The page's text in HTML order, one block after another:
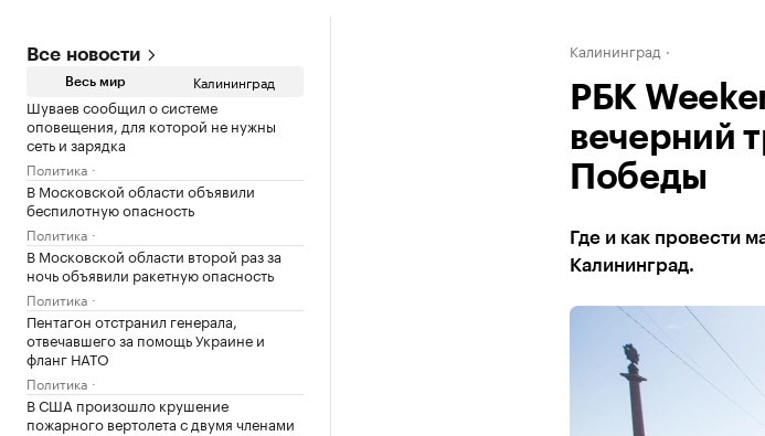
Все новости
Весь мир Калининград
Шуваев сообщил о системе
оповещения, для которой не нужны
сеть и зарядка
Политика
В Московской области объявили
беспилотную опасность
Политика
В Московской области второй раз за
ночь объявили ракетную опасность
Политика
Пентагон отстранил генерала,
отвечавшего за помощь Украине и
фланг НАТО
Политика
В США произошло крушение
пожарного вертолета с двумя членами
Калининград
РБК
вечерний
Победы
Где и как провести
Калининград.